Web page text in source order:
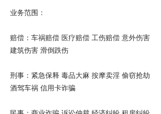
业务范围：
赔偿：车祸赔偿 医疗赔偿 工伤赔偿 意外伤害
建筑伤害 滑倒跌伤
刑事：紧急保释 毒品大麻 按摩卖淫 偷窃抢劫
酒驾车祸 信用卡诈骗